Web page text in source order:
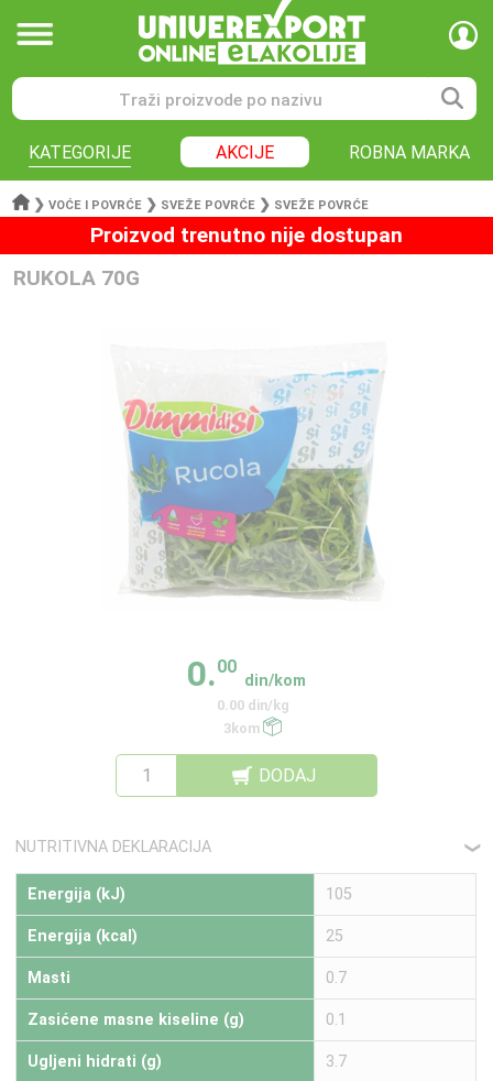
KATEGORIJE AKCIJE ROBNA MARKA
❯ VOĆE I POVRĆE ❯ SVEŽE POVRĆE ❯ SVEŽE POVRĆE
Proizvod trenutno nije dostupan
RUKOLA 70G
0.00
din/kom
0.00 din/kg
3kom
DODAJ
NUTRITIVNA DEKLARACIJA ❮
Energija (kJ) 105
Energija (kcal) 25
Masti 0.7
Zasićene masne kiseline (g) 0.1
Ugljeni hidrati (g) 3.7